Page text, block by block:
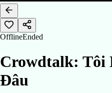
OfflineEnded
Crowdtalk: Tôi
Đâu